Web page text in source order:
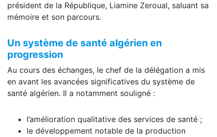
président de la République, Liamine Zeroual, saluant sa
mémoire et son parcours.
Un système de santé algérien en
progression
Au cours des échanges, le chef de la délégation a mis
en avant les avancées significatives du système de
santé algérien. Il a notamment souligné :
l’amélioration qualitative des services de santé ;
le développement notable de la production